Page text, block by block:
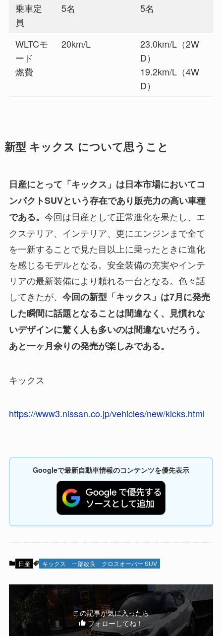
乗車定
員
5名 5名
WLTCモ
ード
燃費
20km/L
23.0km/L（2W
D）
19.2km/L（4W
D）
新型 キックス について思うこと
日産にとって「キックス」は日本市場においてコ
ンパクトSUVという存在であり販売力の高い車種
である。 今回は日産として正常進化を果たし、エ
クステリア、インテリア、更にエンジンまで全て
を一新することで見た目以上に乗ったときに進化
を感じるモデルとなる。安全装備の充実やインテ
リアの最新装備により頼れる一台となる。色々話
してきたが、 今回の新型「キックス」は7月に発売
した瞬間に話題となることは間違なく、見慣れな
いデザインに驚く人も多いのは間違ないだろう。
あと一ヶ月余りの発売が楽しみである。
キックス
https://www3.nissan.co.jp/vehicles/new/kicks.html
Googleで最新自動車情報のコンテンツを優先表示
日産 キックス 一部改良 クロスオーバー SUV
この記事が気に入ったら
フォローしてね！